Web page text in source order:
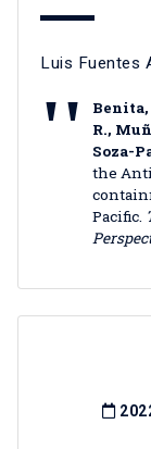
Luis Fuentes
Benita,
R.,
Soza-
the
Pacific.